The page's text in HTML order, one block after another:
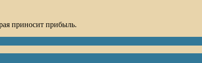
приносит прибыль.